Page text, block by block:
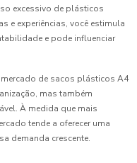
excessivo de plásticos
e experiências, você estimula
e pode influenciar
de sacos plásticos A4
mas também
À medida que mais
tende a oferecer uma
demanda crescente.